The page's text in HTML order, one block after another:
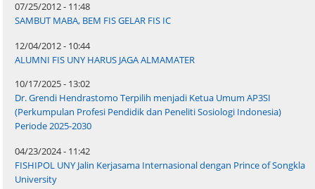
07/25/2012 - 11:48
SAMBUT MABA, BEM FIS GELAR FIS IC
12/04/2012 - 10:44
ALUMNI FIS UNY HARUS JAGA ALMAMATER
10/17/2025 - 13:02
Dr. Grendi Hendrastomo Terpilih menjadi Ketua Umum AP3SI
(Perkumpulan Profesi Pendidik dan Peneliti Sosiologi Indonesia)
Periode 2025-2030
04/23/2024 - 11:42
FISHIPOL UNY Jalin Kerjasama Internasional dengan Prince of Songkla
University